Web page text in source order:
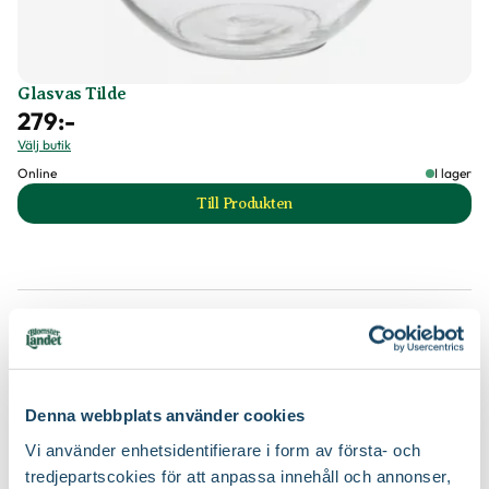
Denna webbplats använder cookies
Vi använder enhetsidentifierare i form av första- och
tredjepartscokies för att anpassa innehåll och annonser,
Glasvas Tilde
279:-
Välj butik
Online
I lager
Till Produkten
till Glasvas Tilde produktsida